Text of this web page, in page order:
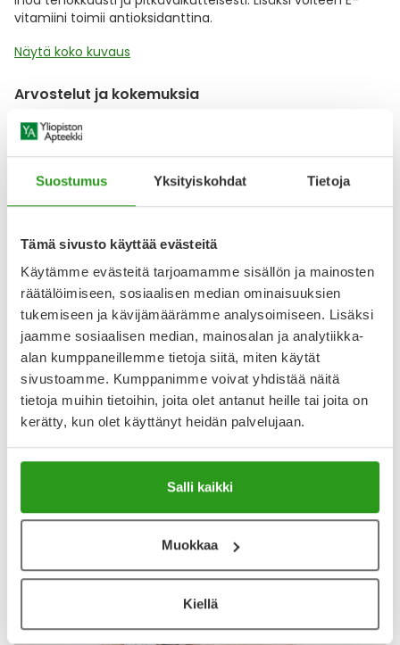
Suostumus Yksityiskohdat Tietoja
Tämä sivusto käyttää evästeitä
Käytämme evästeitä tarjoamamme sisällön ja mainosten
räätälöimiseen, sosiaalisen median ominaisuuksien
tukemiseen ja kävijämäärämme analysoimiseen. Lisäksi
jaamme sosiaalisen median, mainosalan ja analytiikka-
alan kumppaneillemme tietoja siitä, miten käytät
sivustoamme. Kumppanimme voivat yhdistää näitä
tietoja muihin tietoihin, joita olet antanut heille tai joita on
kerätty, kun olet käyttänyt heidän palvelujaan.
Salli kaikki
Muokkaa
Kiellä
vitamiini toimii antioksidanttina.
Näytä koko kuvaus
Arvostelut ja kokemuksia
3.9536 arvostelua
Tosi hyvä aurinkovoide kasvoille
Hyvä tuote. Olen käyttänyt jo vuosia. Suojaa hyvin
auringolta ja sopii myös meikin alle.
6.4.2025
Aurinko suoja
Luottotuote, ihana.
Näytä lisää arvosteluja
Katso kaikki ACO-tuotteet